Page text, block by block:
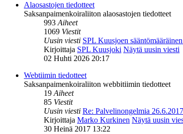
Alaosastojen tiedotteet
Saksanpaimenkoiraliiton alaosastojen tiedotteet
993Aiheet
1069 Viestit
Uusin viesti SPL Kuusjoen
Kirjoittaja SPL Kuusjoki Näytä uusin viesti
02 Huhti 2026 20:17
Webtiimin tiedotteet
Saksanpaimenkoiraliiton webbitiimin tiedotteet
19Aiheet
85 Viestit
Uusin viesti Re: Palvelinongelmia 26.6.2017
Kirjoittaja Marko Kurkinen Näytä uusin
30 Heinä 2017 13:22